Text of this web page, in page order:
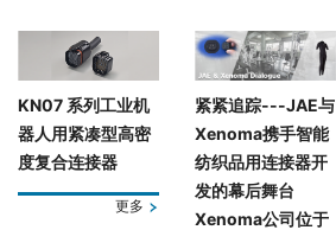
KN07 系列工业机
器人用紧凑型高密
度复合连接器
更多
紧紧追踪---JAE与
Xenoma携手智能
纺织品用连接器开
发的幕后舞台
Xenoma公司位于